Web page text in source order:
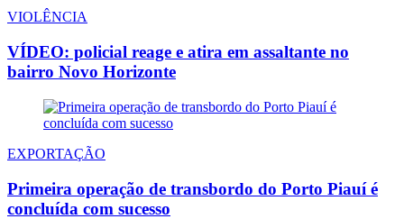
VIOLÊNCIA
VÍDEO: policial reage e atira em assaltante no
bairro Novo Horizonte
EXPORTAÇÃO
Primeira operação de transbordo do Porto Piauí é
concluída com sucesso